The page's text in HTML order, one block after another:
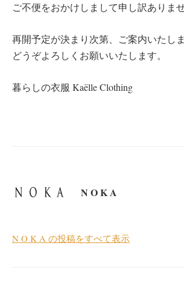
ご不便をおかけしまして申し訳ありませ
再開予定が決まり次第、ご案内いたしま
どうぞよろしくお願いいたします。
暮らしの衣服 Kaëlle Clothing
N O K A
N O K A の投稿をすべて表示